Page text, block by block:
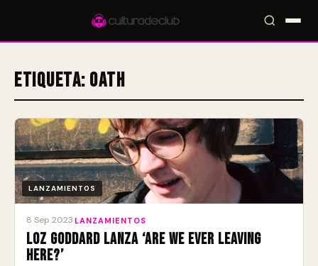
Accesos rápidos:🎪 Eventos🎤 Artistas📍 Locales📰 Magazine
Etiqueta: Oath
LANZAMIENTOS
8 Sep 2023 LANZAMIENTOS
Loz Goddard lanza ‘Are We Ever Leaving
Here?’